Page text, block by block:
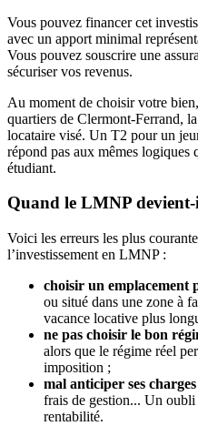
Vous pouvez financer cet
avec un apport minimal
Vous pouvez souscrire une
sécuriser vos revenus.
Au moment de choisir votre
quartiers de Clermont-Ferrand,
locataire visé. Un T2 pour un
répond pas aux mêmes logiques
étudiant.
Quand le LMNP
Voici les erreurs les plus
l’investissement en LMNP :
choisir un emplacement
ou situé dans une zone à
vacance locative plus
ne pas choisir le bon
alors que le régime réel
imposition ;
mal anticiper ses charges
frais de gestion... Un
rentabilité.